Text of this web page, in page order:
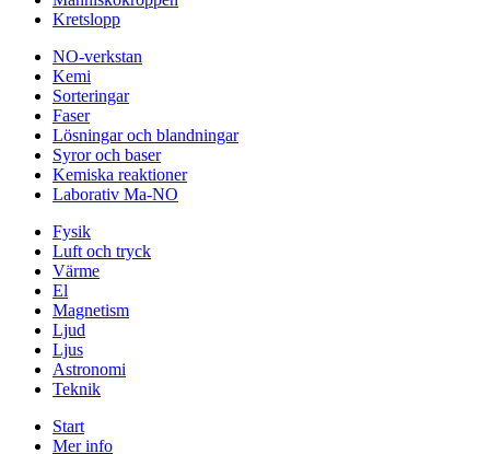
Kretslopp
NO-verkstan
Kemi
Sorteringar
Faser
Lösningar och blandningar
Syror och baser
Kemiska reaktioner
Laborativ Ma-NO
Fysik
Luft och tryck
Värme
El
Magnetism
Ljud
Ljus
Astronomi
Teknik
Start
Mer info